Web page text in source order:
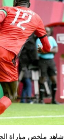
شاهد ملخص مباراة